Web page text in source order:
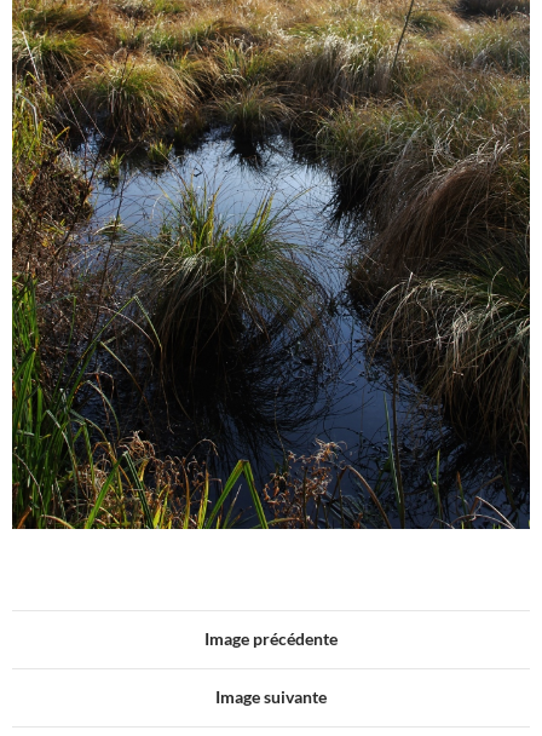
Image précédente
Image suivante